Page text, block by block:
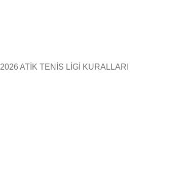
2026 ATİK TENİS LİGİ KURALLARI